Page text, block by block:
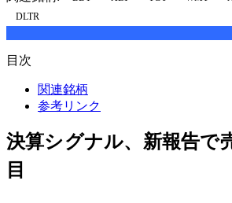
DLTR
目次
関連銘柄
参考リンク
決算シグナル、新報告で
目